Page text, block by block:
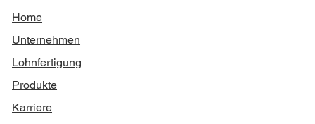
Home
Unternehmen
Lohnfertigung
Produkte
Karriere